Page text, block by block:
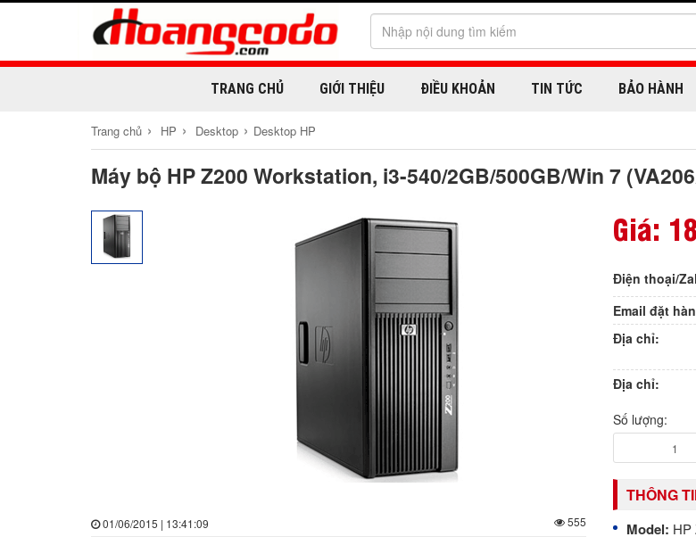
TRANG CHỦ GIỚI THIỆU ĐIỀU KHOẢN TIN TỨC BẢO HÀNH
Trang chủ › HP › Desktop › Desktop HP
Máy bộ HP Z200 Workstation, i3-540/2GB/500GB/Win 7
01/06/2015 | 13:41:09 555
Giá:
Điện thoại/
Email đặt
Địa chỉ:
Địa chỉ:
Số lượng:
THÔNG
Model: HP